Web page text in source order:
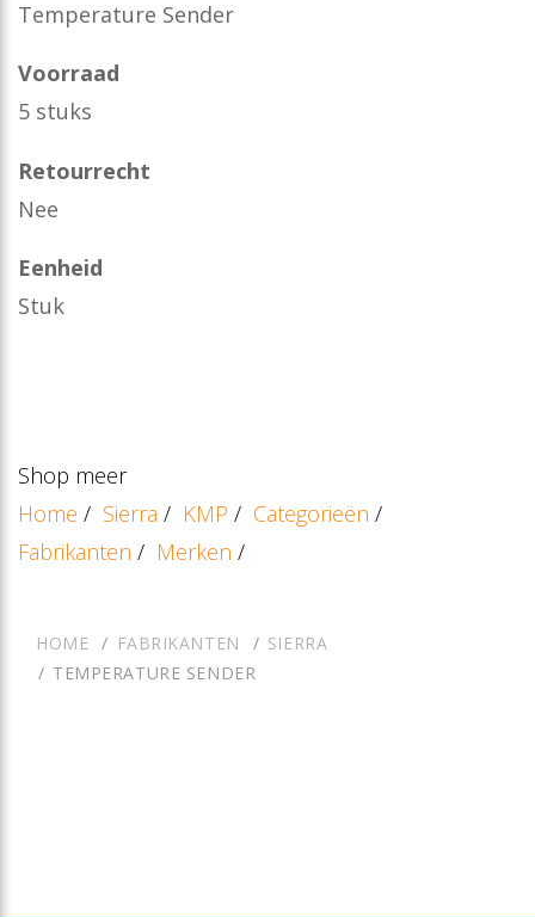
Temperature Sender
Voorraad
5 stuks
Retourrecht
Nee
Eenheid
Stuk
Shop meer
Home / Sierra / KMP / Categorieën /
Fabrikanten / Merken /
HOME FABRIKANTEN
SIERRA
TEMPERATURE SENDER